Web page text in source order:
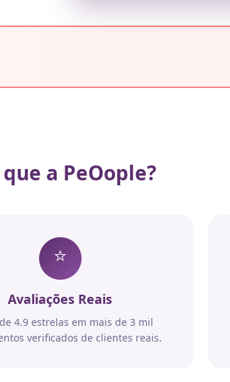
a PeOople?
⭐
Avaliações Reais
4.9 estrelas em mais de 3 mil
verificados de clientes reais.